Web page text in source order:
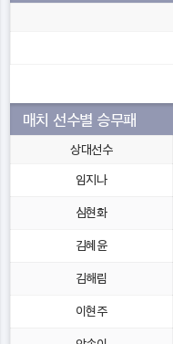
매치 선수별 승무패
상대선수
임지나
심현화
김혜윤
김해림
이현주